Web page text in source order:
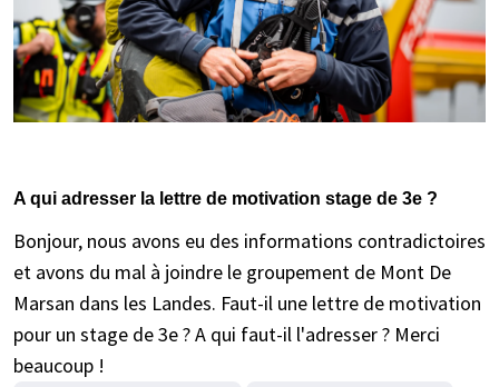
A qui adresser la lettre de motivation stage de 3e ?
Bonjour, nous avons eu des informations contradictoires
et avons du mal à joindre le groupement de Mont De
Marsan dans les Landes. Faut-il une lettre de motivation
pour un stage de 3e ? A qui faut-il l'adresser ? Merci
beaucoup !